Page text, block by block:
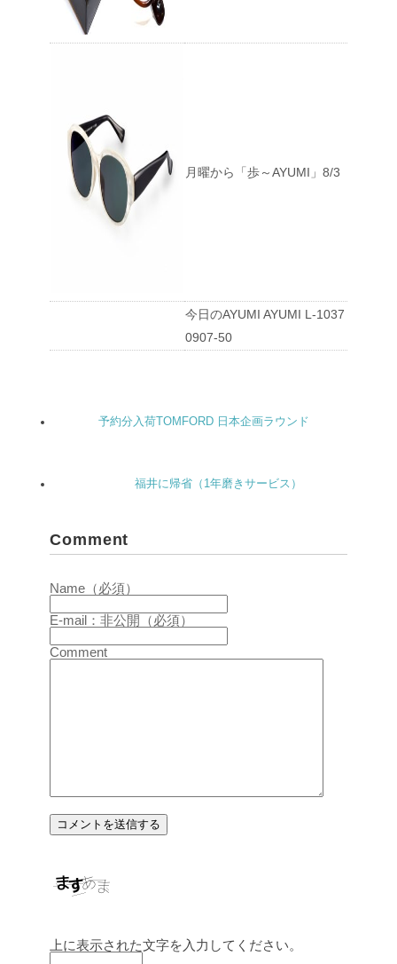
月曜から「歩～AYUMI」8/3
今日のAYUMI AYUMI L-1037
0907-50
予約分入荷TOMFORD 日本企画ラウンド
福井に帰省（1年磨きサービス）
Comment
Name（必須）
E-mail：非公開（必須）
Comment
上に表示された文字を入力してください。